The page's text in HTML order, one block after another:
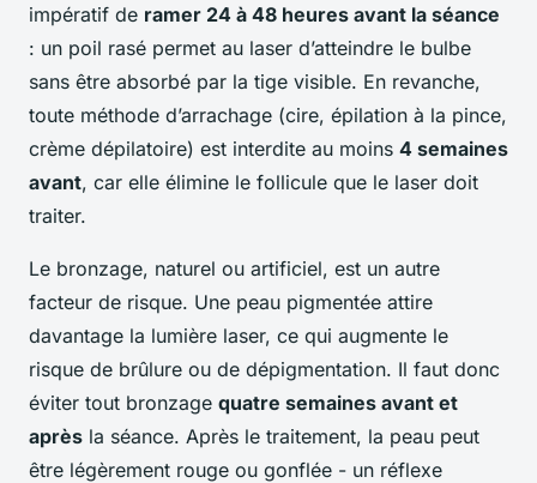
impératif de ramer 24 à 48 heures avant la séance
: un poil rasé permet au laser d’atteindre le bulbe
sans être absorbé par la tige visible. En revanche,
toute méthode d’arrachage (cire, épilation à la pince,
crème dépilatoire) est interdite au moins 4 semaines
avant, car elle élimine le follicule que le laser doit
traiter.
Le bronzage, naturel ou artificiel, est un autre
facteur de risque. Une peau pigmentée attire
davantage la lumière laser, ce qui augmente le
risque de brûlure ou de dépigmentation. Il faut donc
éviter tout bronzage quatre semaines avant et
après la séance. Après le traitement, la peau peut
être légèrement rouge ou gonflée - un réflexe